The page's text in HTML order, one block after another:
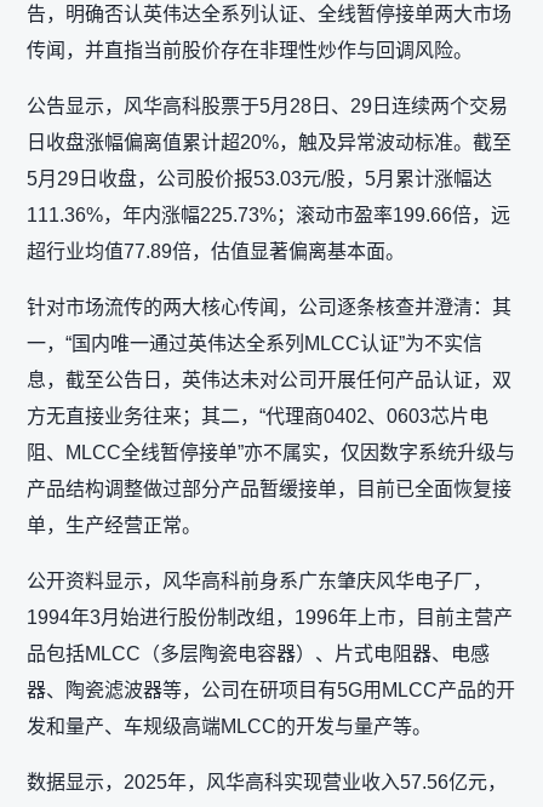
告，明确否认英伟达全系列认证、全线暂停接单两大市场
传闻，并直指当前股价存在非理性炒作与回调风险。
公告显示，风华高科股票于5月28日、29日连续两个交易
日收盘涨幅偏离值累计超20%，触及异常波动标准。截至
5月29日收盘，公司股价报53.03元/股，5月累计涨幅达
111.36%，年内涨幅225.73%；滚动市盈率199.66倍，远
超行业均值77.89倍，估值显著偏离基本面。
针对市场流传的两大核心传闻，公司逐条核查并澄清：其
一，“国内唯一通过英伟达全系列MLCC认证”为不实信
息，截至公告日，英伟达未对公司开展任何产品认证，双
方无直接业务往来；其二，“代理商0402、0603芯片电
阻、MLCC全线暂停接单”亦不属实，仅因数字系统升级与
产品结构调整做过部分产品暂缓接单，目前已全面恢复接
单，生产经营正常。
公开资料显示，风华高科前身系广东肇庆风华电子厂，
1994年3月始进行股份制改组，1996年上市，目前主营产
品包括MLCC（多层陶瓷电容器）、片式电阻器、电感
器、陶瓷滤波器等，公司在研项目有5G用MLCC产品的开
发和量产、车规级高端MLCC的开发与量产等。
数据显示，2025年，风华高科实现营业收入57.56亿元，